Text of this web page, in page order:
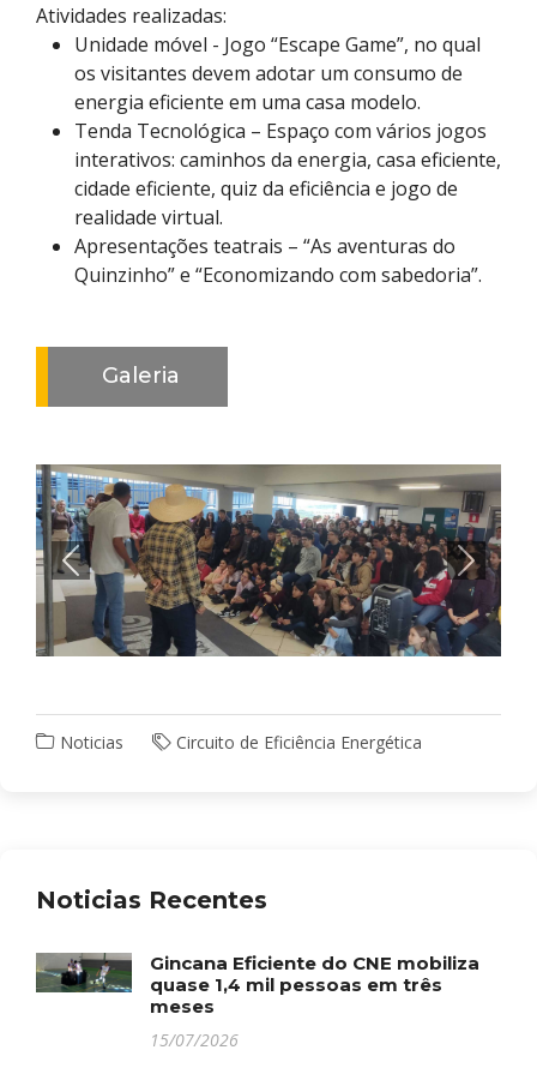
Atividades realizadas:
Unidade móvel - Jogo “Escape Game”, no qual
os visitantes devem adotar um consumo de
energia eficiente em uma casa modelo.
Tenda Tecnológica – Espaço com vários jogos
interativos: caminhos da energia, casa eficiente,
cidade eficiente, quiz da eficiência e jogo de
realidade virtual.
Apresentações teatrais – “As aventuras do
Quinzinho” e “Economizando com sabedoria”.
Galeria
Noticias Circuito de Eficiência Energética
Noticias Recentes
Gincana Eficiente do CNE mobiliza
quase 1,4 mil pessoas em três
meses
15/07/2026